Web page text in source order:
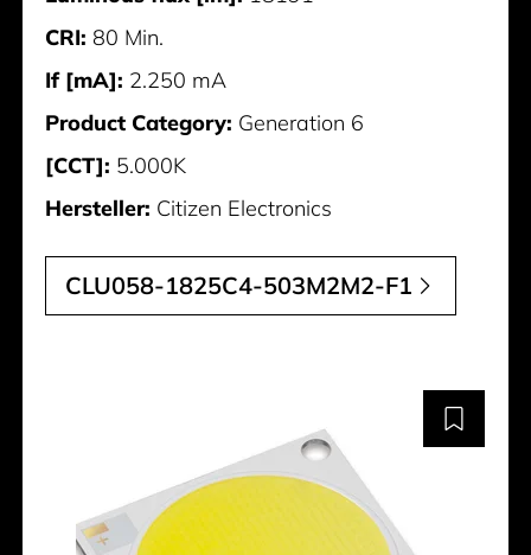
CRI: 80 Min.
If [mA]: 2.250 mA
Product Category: Generation 6
[CCT]: 5.000K
Hersteller: Citizen Electronics
CLU058-1825C4-503M2M2-F1